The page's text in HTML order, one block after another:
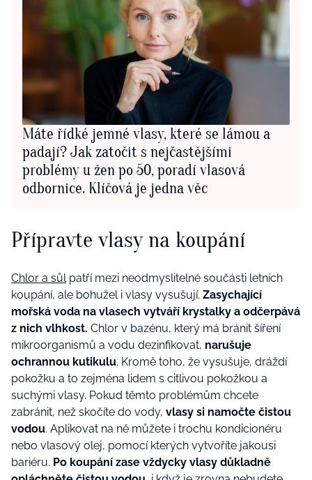
Máte řídké jemné vlasy, které se lámou a
padají? Jak zatočit s nejčastějšími
problémy u žen po 50, poradí vlasová
odbornice. Klíčová je jedna věc
Přípravte vlasy na koupání
Chlor a sůlpatří mezi neodmyslitelné součásti letních
koupání, ale bohužel i vlasy vysušují. Zasychající
mořská voda na vlasech vytváří krystalky a odčerpává
z nich vlhkost. Chlor v bazénu, který má bránit šíření
mikroorganismů a vodu dezinfikovat, narušuje
ochrannou kutikulu. Kromě toho, že vysušuje, dráždí
pokožku a to zejména lidem s citlivou pokožkou a
suchými vlasy. Pokud těmto problémům chcete
zabránit, než skočíte do vody, vlasy si namočte čistou
vodou. Aplikovat na ně můžete i trochu kondicionéru
nebo vlasový olej, pomocí kterých vytvoříte jakousi
bariéru. Po koupání zase vždycky vlasy důkladně